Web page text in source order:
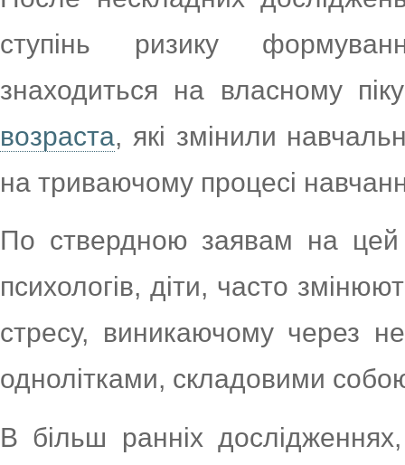
ступінь ризику
знаходиться на власному
возраста, які змінили
на триваючому процесі
По ствердною заявам на цей
психологів, діти, часто
стресу, виникаючому через
однолітками, складовими
В більш ранніх